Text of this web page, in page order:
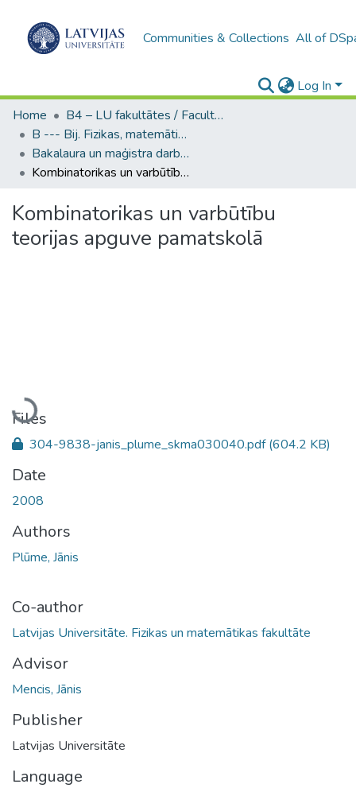
Communities & Collections All of
Log In
Home
B4 – LU fakultātes / Faculties of the UL
B --- Bij. Fizikas, matemātikas un optometrijas fakultātes studentu noslēguma darbi / Faculty of Physics, Mathematics and Optometry - Graduate works
Bakalaura un maģistra darbi (FMOF) / Bachelor's and Master's theses
Kombinatorikas un varbūtību teorijas apguve pamatskolā
Kombinatorikas un varbūtību
teorijas apguve pamatskolā
Loading...
Files
304-9838-janis_plume_skma030040.pdf(604.2 KB)
Date
2008
Authors
Plūme, Jānis
Co-author
Latvijas Universitāte. Fizikas un matemātikas fakultāte
Advisor
Mencis, Jānis
Publisher
Latvijas Universitāte
Language